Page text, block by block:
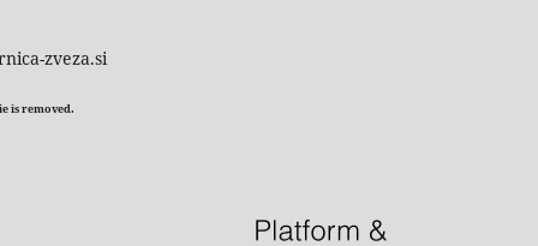
zveza.si
is removed.